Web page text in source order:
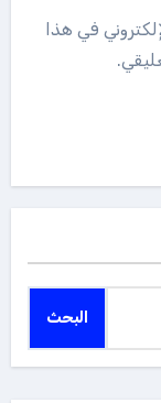
في هذا
البحث